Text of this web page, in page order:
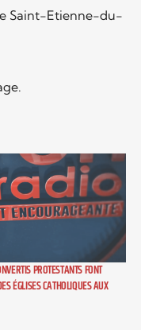
Saint-Etienne-du-
PROTESTANTS FONT
ÉGLISES CATHOLIQUES AUX